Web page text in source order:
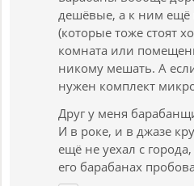
дешёвые, а к ним ещё
(которые тоже стоят
комната или
никому мешать. А
нужен комплект
Друг у меня
И в роке, и в джазе
ещё не уехал с
его барабанах